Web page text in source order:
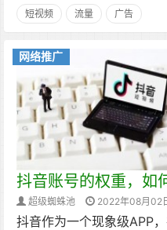
短视频 流量 广告
网络推广
抖音账号的权重，如
超级蜘蛛池 2022年08月02
抖音作为一个现象级APP